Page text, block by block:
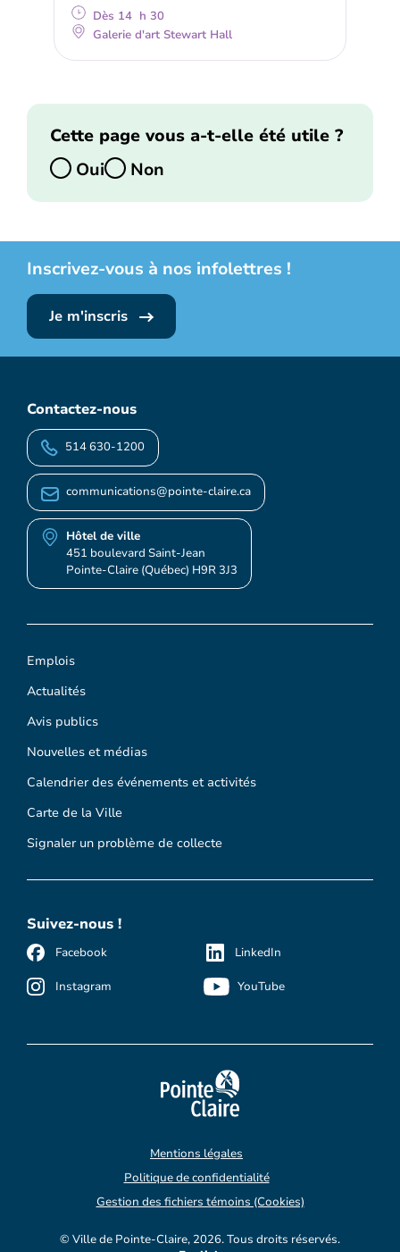
Dès 14 h 30
Galerie d'art Stewart Hall
Cette page vous a-t-elle été utile ?
Oui
Non
Inscrivez-vous à nos infolettres !
Je m'inscris
Emplois
Actualités
Avis publics
Nouvelles et médias
Calendrier des événements et activités
Carte de la Ville
Signaler un problème de collecte
Contactez-nous
514 630-1200
communications@pointe-claire.ca
Hôtel de ville
451 boulevard Saint-Jean
Pointe-Claire (Québec) H9R 3J3
Suivez-nous !
Facebook
Instagram
LinkedIn
YouTube
© Ville de Pointe-Claire, 2026. Tous droits réservés.
Mentions légales
Politique de confidentialité
Gestion des fichiers témoins (Cookies)